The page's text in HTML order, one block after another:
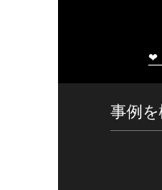
❤
事例